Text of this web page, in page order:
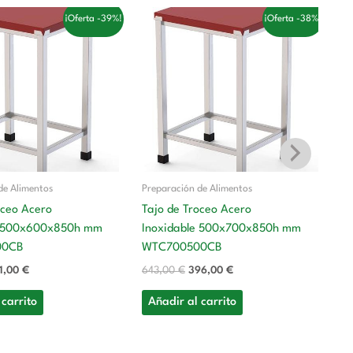
¡Oferta -39%!
Alimentos
Acero
mm
€
precio
actual
¡Oferta -38%!
Preparación de Alimentos
Tajo de Troceo Acero
Inoxidable 500x700x850h mm
WTC700500CB
643,00€
precio
396,00 €
precio
actual
Añadir al carrito